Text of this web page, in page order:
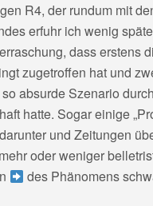
R4, der rundum mit
erfuhr ich wenig
dass erstens
zugetroffen hat und
absurde Szenario
hatte. Sogar einige
und Zeitungen
oder weniger
des Phänomens